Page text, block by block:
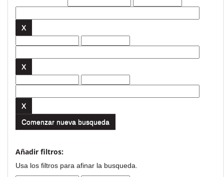
Comenzar nueva busqueda
Añadir filtros:
Usa los filtros para afinar la busqueda.